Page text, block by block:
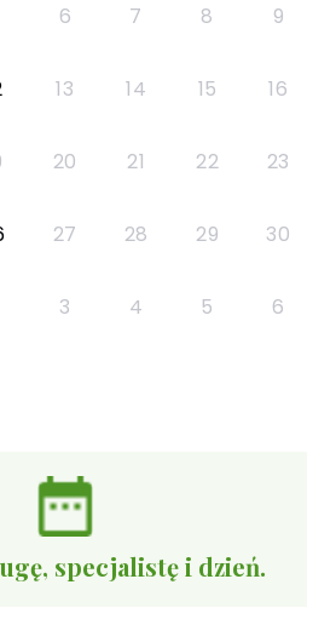
6 7 8 9
13 14 15 16
20 21 22 23
27 28 29 30
3 4 5 6
specjalistę i dzień.